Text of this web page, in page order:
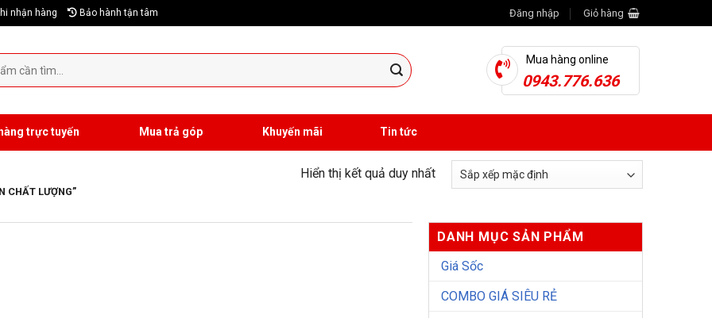
nhận hàng Bảo hành tận tâm Đăng nhập Giỏ hàng
Mua hàng online
0943.776.636
trực tuyến Mua trả góp Khuyến mãi Tin tức
CHẤT LƯỢNG”
Hiển thị kết quả duy nhất
DANH MỤC SẢN PHẨM
Giá Sốc
COMBO GIÁ SIÊU RẺ